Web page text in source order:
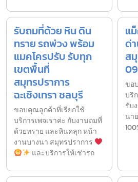
รับถมที่ด้วย หิน ดิน
ทราย รถพ่วง พร้อม
แมคโครปรับ รับทุก
เขตพื้นที่
สมุทรปราการ
ฉะเชิงเทรา ชลบุรี
ขอบคุณลูกค้าที่เรียกใช้
บริการเพจเราค่ะ กับงานถมที่
ด้วยทราย และหินคลุก หน้า
งานบางนา สมุทรปราการ
และบริการให้เช่ารถ
แ
ด่
ส
ขอ
บริ
รับ
นา